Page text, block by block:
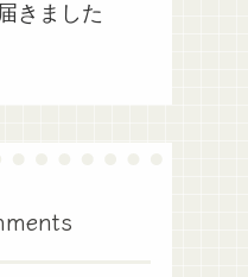
きました